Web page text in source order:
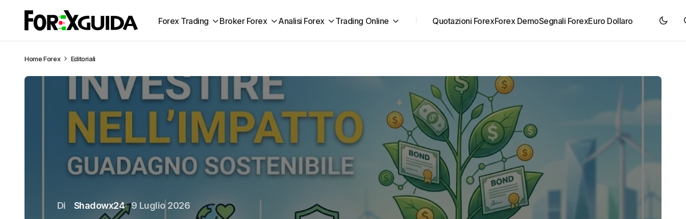
Forex Trading Broker Forex Analisi Forex Trading Online Quotazioni ForexForex DemoSegnali ForexEuro Dollaro
HomeForex Editoriali
Di Shadowx24 9 Luglio 2026